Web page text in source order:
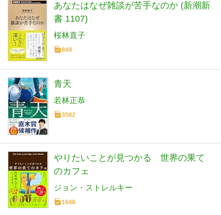
あなたはなぜ雑談が苦手なのか (新潮新
書 1107)
桜林直子
849
青天
若林正恭
3582
やりたいことが見つかる 世界の果て
のカフェ
ジョン・ストレルキー
1648